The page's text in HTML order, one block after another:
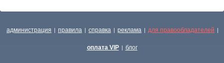
администрация | правила | справка | реклама | для правообладателей |
оплата VIP | блог